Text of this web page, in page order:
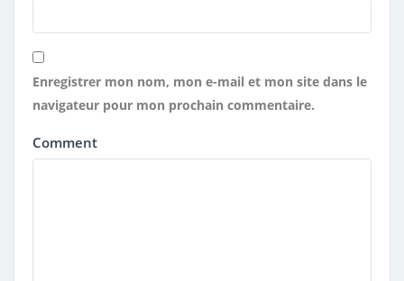
Enregistrer mon nom, mon e-mail et mon site dans le
navigateur pour mon prochain commentaire.
Comment